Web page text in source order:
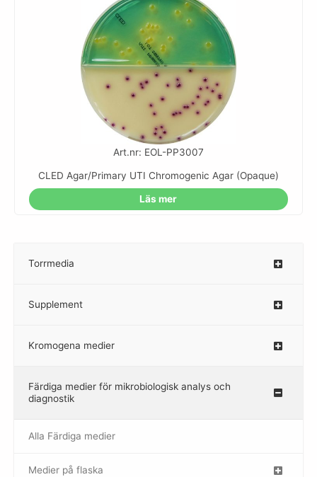
Art.nr: EOL-PP3007
CLED Agar/Primary UTI Chromogenic Agar (Opaque)
Läs mer
Torrmedia
–
Supplement
–
Kromogena medier
–
Färdiga medier för mikrobiologisk analys och
diagnostik
Alla Färdiga medier
Medier på flaska
–